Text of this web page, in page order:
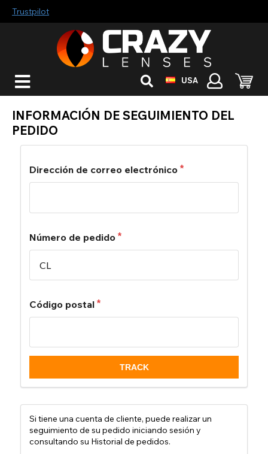
Trustpilot
USA
INFORMACIÓN DE SEGUIMIENTO DEL
PEDIDO
Dirección de correo electrónico
Número de pedido
Código postal
TRACK
Si tiene una cuenta de cliente, puede realizar un
seguimiento de su pedido iniciando sesión y
consultando su Historial de pedidos.